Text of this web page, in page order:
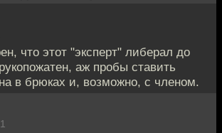
что этот "эксперт" либерал до
аж пробы ставить
в брюках и, возможно, с членом.